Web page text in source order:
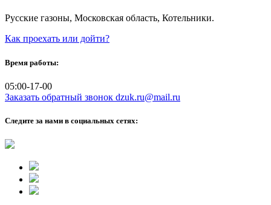
Русские газоны, Московская область, Котельники.
Как проехать или дойти?
Время работы:
05:00-17-00
Заказать обратный звонок dzuk.ru@mail.ru
Следите за нами в социальных сетях: